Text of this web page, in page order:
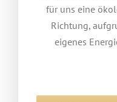
für uns eine
Richtung,
eigenes